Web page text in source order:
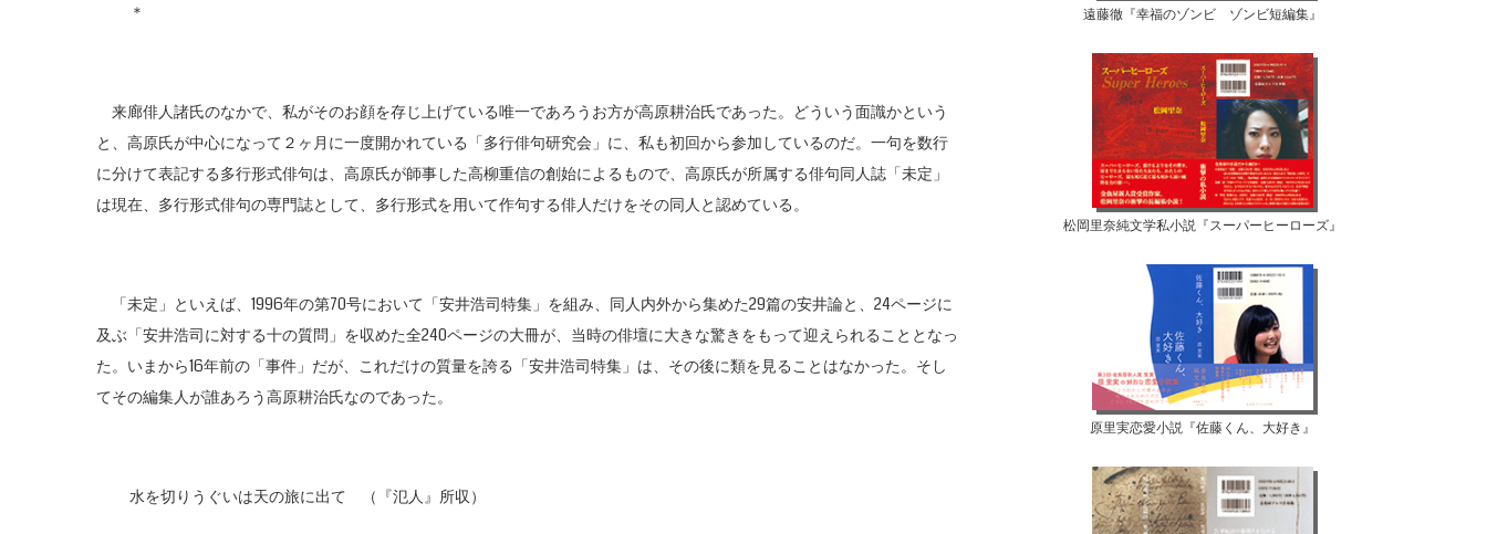
＊
来廊俳人諸氏のなかで、私がそのお顔を存じ上げている唯一であろうお方が高原耕治氏であった。どういう面識かという
と、高原氏が中心になって２ヶ月に一度開かれている「多行俳句研究会」に、私も初回から参加しているのだ。一句を数行
に分けて表記する多行形式俳句は、高原氏が師事した高柳重信の創始によるもので、高原氏が所属する俳句同人誌「未定」
は現在、多行形式俳句の専門誌として、多行形式を用いて作句する俳人だけをその同人と認めている。
「未定」といえば、1996年の第70号において「安井浩司特集」を組み、同人内外から集めた29篇の安井論と、24ページに
及ぶ「安井浩司に対する十の質問」を収めた全240ページの大冊が、当時の俳壇に大きな驚きをもって迎えられることとなっ
た。いまから16年前の「事件」だが、これだけの質量を誇る「安井浩司特集」は、その後に類を見ることはなかった。そし
てその編集人が誰あろう高原耕治氏なのであった。
水を切りうぐいは天の旅に出て （『氾人』所収）
遠藤徹『幸福のゾンビ ゾンビ短編集』
松岡里奈純文学私小説『スーパーヒーローズ』
原里実恋愛小説『佐藤くん、大好き』